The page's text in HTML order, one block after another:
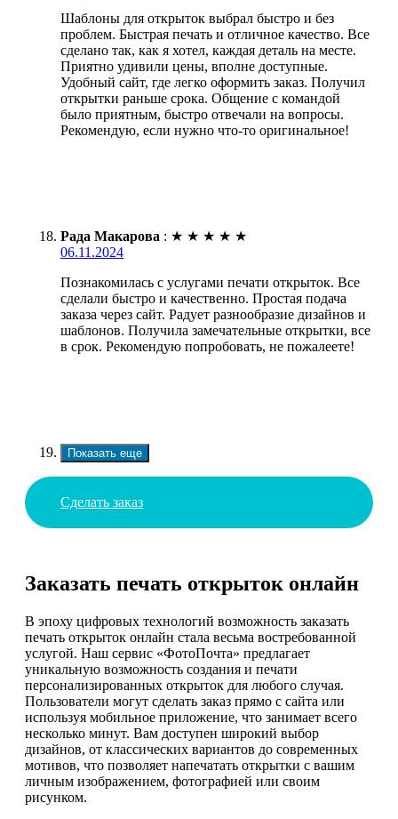
Шаблоны для открыток выбрал быстро и без
проблем. Быстрая печать и отличное качество. Все
сделано так, как я хотел, каждая деталь на месте.
Приятно удивили цены, вполне доступные.
Удобный сайт, где легко оформить заказ. Получил
открытки раньше срока. Общение с командой
было приятным, быстро отвечали на вопросы.
Рекомендую, если нужно что-то оригинальное!
Рада Макарова : ★ ★ ★ ★ ★
06.11.2024
Познакомилась с услугами печати открыток. Все
сделали быстро и качественно. Простая подача
заказа через сайт. Радует разнообразие дизайнов и
шаблонов. Получила замечательные открытки, все
в срок. Рекомендую попробовать, не пожалеете!
Показать еще
Сделать заказ
Заказать печать открыток онлайн
В эпоху цифровых технологий возможность заказать
печать открыток онлайн стала весьма востребованной
услугой. Наш сервис «ФотоПочта» предлагает
уникальную возможность создания и печати
персонализированных открыток для любого случая.
Пользователи могут сделать заказ прямо с сайта или
используя мобильное приложение, что занимает всего
несколько минут. Вам доступен широкий выбор
дизайнов, от классических вариантов до современных
мотивов, что позволяет напечатать открытки с вашим
личным изображением, фотографией или своим
рисунком.